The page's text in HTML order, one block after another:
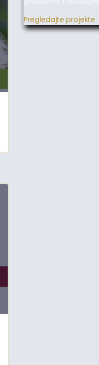
Pregledajte projekte